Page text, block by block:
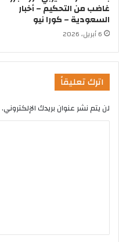
غاضب من التحكيم – أخبار
السعودية – كورا نيو
6 أبريل، 2026
اترك تعليقاً
لن يتم نشر عنوان بريدك الإلكتروني.